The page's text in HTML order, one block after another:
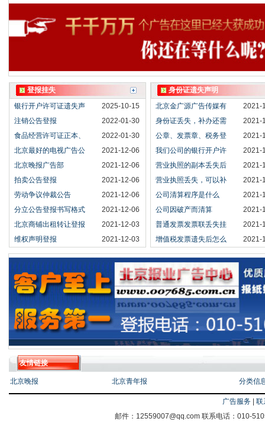
登报挂失
银行开户许可证遗失声
2025-10-15
注销公告登报
2022-01-30
食品经营许可证正本、
2022-01-30
北京最好的电视广告公
2021-12-06
北京晚报广告部
2021-12-06
拍卖公告登报
2021-12-06
劳动争议仲裁公告
2021-12-06
分立公告登报书写格式
2021-12-06
北京商铺出租转让登报
2021-12-03
维权声明登报
2021-12-03
身份证遗失声明
北京金广源广告传媒有
2021-
身份证丢失，补办还需
2021-
公章、发票章、税务登
2021-
我们公司的银行开户许
2021-
营业执照的副本丢失后
2021-
营业执照丢失，可以补
2021-
公司清算程序是什么
2021-
公司因破产而清算
2021-
普通发票发票联丢失挂
2021-
增值税发票遗失后怎么
2021-
友情链接
北京晚报 北京青年报 分类信
广告服务
联
邮件：12559007@qq.com 联系电话：010-